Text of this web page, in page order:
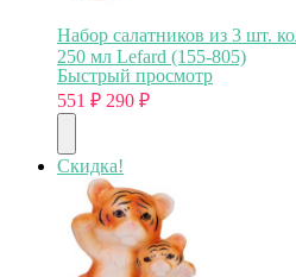
Набор салатников из 3 шт.
250 мл Lefard (155-805)
Быстрый просмотр
551 ₽ 290 ₽
Скидка!